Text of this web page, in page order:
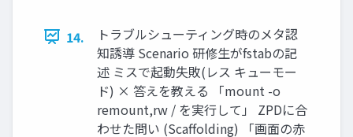
14.
トラブルシューティング時のメタ認
知誘導 Scenario 研修生がfstabの記
述 ミスで起動失敗(レス キューモー
ド) × 答えを教える 「mount -o
remount,rw / を実行して」 ZPDに合
わせた問い (Scaffolding) 「画面の赤